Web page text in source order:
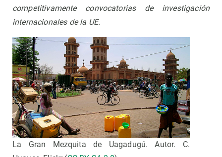
competitivamente convocatorias de investigación
internacionales de la UE.
La Gran Mezquita de Uagadugú. Autor. C.